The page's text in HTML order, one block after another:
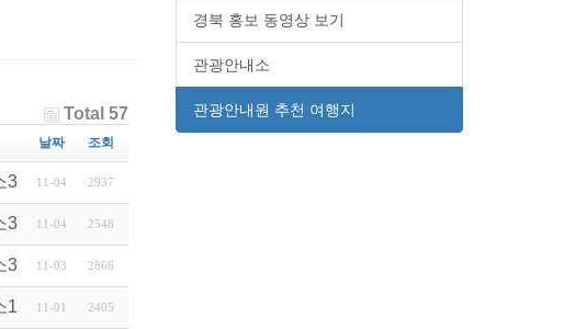
Total 57
날짜 조회
3 11-04 2937
3 11-04 2548
3 11-03 2866
1 11-01 2405
경북 홍보 동영상 보기
관광안내소
관광안내원 추천 여행지